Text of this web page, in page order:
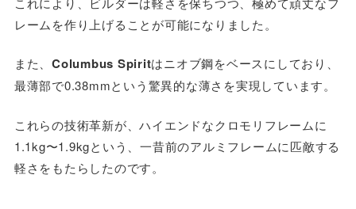
レームを作り上げることが可能になりました。
また、Columbus Spiritはニオブ鋼をベースにしており、
最薄部で0.38mmという驚異的な薄さを実現しています。
これらの技術革新が、ハイエンドなクロモリフレームに
1.1kg〜1.9kgという、一昔前のアルミフレームに匹敵する
軽さをもたらしたのです。